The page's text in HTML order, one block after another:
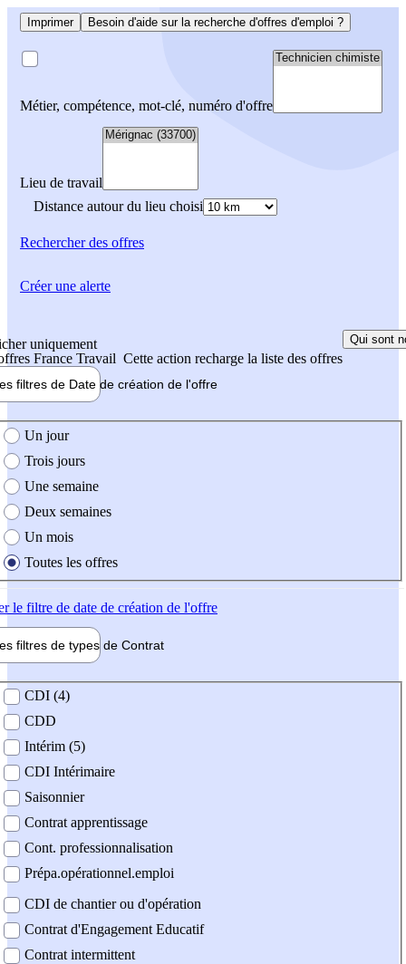
Imprimer Besoin d'aide sur la recherche d'offres d'emploi ?
Métier, compétence, mot-clé, numéro d'offre
Lieu de travail
Distance autour du lieu choisi
Rechercherdes offres
uniquement
France Travail Cette action recharge la liste des offres
Qui sont
filtres de Date de création de l'offre
création de l'offre
Un jour
Trois jours
Une semaine
Deux semaines
Un mois
Toutes les offres
le filtre de date de création de l'offre
filtres de types de Contrat
contrat
CDI (4)
CDD
Intérim (5)
CDI Intérimaire
Saisonnier
Contrat apprentissage
Cont. professionnalisation
Prépa.opérationnel.emploi
CDI de chantier ou d'opération
Contrat d'Engagement Educatif
Contrat intermittent
Créer une alerte